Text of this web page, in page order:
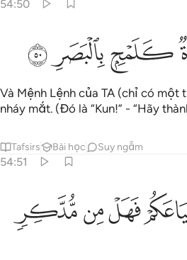
54:50
٥٠
ﱅﱆﱇ
Và Mệnh Lệnh của TA (chỉ có một
nháy mắt. (Đó là “Kun!” - “Hãy
Tafsirs Bài học Suy ngẫm
54:51
٥١
مُّدَّكِرٍۢ ٥١ ﱋﱌﱍ